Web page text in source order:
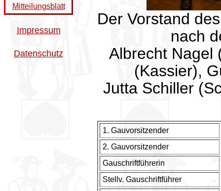
Mitteilungsblatt
Impressum
Datenschutz
Der Vorstand
nach
Albrecht Nagel
(Kassier),
Jutta Schiller
1. Gauvorsitzender
2. Gauvorsitzender
Gauschriftführerin
Stellv. Gauschriftführer